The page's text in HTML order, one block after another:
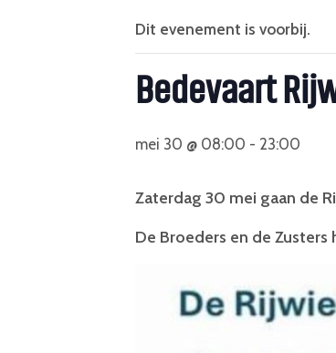
Dit evenement is voorbij.
Bedevaart
mei 30 @ 08:00 - 23:00
Zaterdag 30 mei gaan de
De Broeders en de